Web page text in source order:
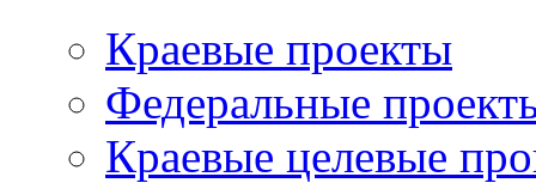
Краевые проекты
Федеральные
Краевые целевые